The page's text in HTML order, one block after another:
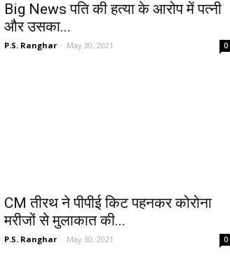
Big News पति की हत्या के आरोप में पत्नी
और उसका...
P.S. Ranghar - May 30, 2021 0
CM तीरथ ने पीपीई किट पहनकर कोरोना
मरीजों से मुलाकात की...
P.S. Ranghar - May 30, 2021 0